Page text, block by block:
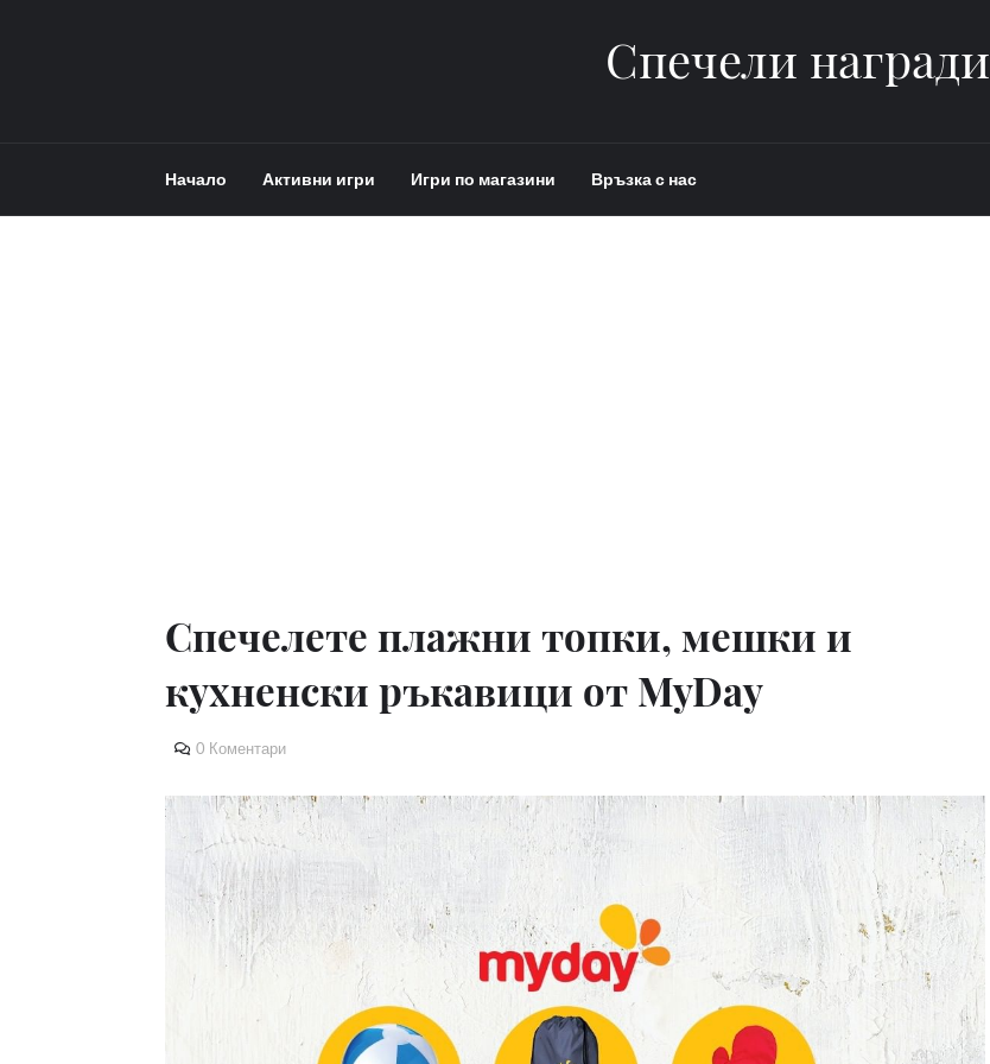
Спечели награди
Начало Активни игри Игри по магазини Връзка с нас
Спечелете плажни топки, мешки и
кухненски ръкавици от MyDay
0 Коментари